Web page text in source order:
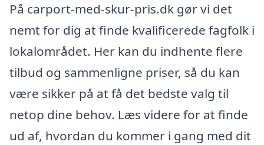
På carport-med-skur-pris.dk gør vi det
nemt for dig at finde kvalificerede fagfolk i
lokalområdet. Her kan du indhente flere
tilbud og sammenligne priser, så du kan
være sikker på at få det bedste valg til
netop dine behov. Læs videre for at finde
ud af, hvordan du kommer i gang med dit